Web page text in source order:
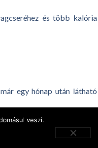
és több kalória
egy hónap után látható
veszi.